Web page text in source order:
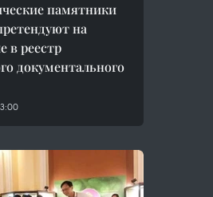
памятники
на
в реестр
документального